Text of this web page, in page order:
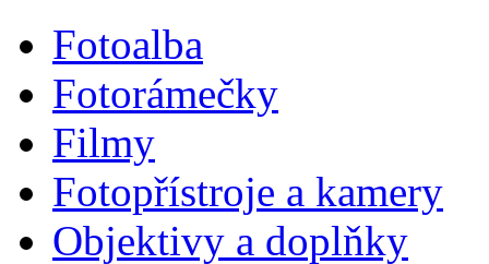
Fotoalba
Fotorámečky
Filmy
Fotopřístroje a kamery
Objektivy a doplňky